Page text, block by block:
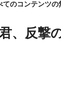
てのコンテンツ
君、反撃